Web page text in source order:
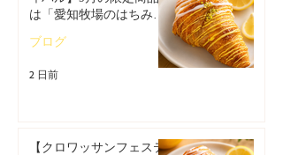
は「愛知牧場のはちみつ
ン」🥐🍋
ブログ
2 日前
【クロワッサンフェステ